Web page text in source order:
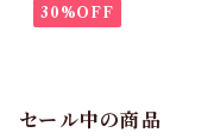
30%OFF
セール中の商品